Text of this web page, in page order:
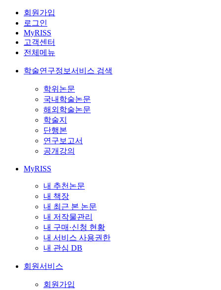
회원가입
로그인
MyRISS
고객센터
전체메뉴
학술연구정보서비스 검색
학위논문
국내학술논문
해외학술논문
학술지
단행본
연구보고서
공개강의
MyRISS
내 추천논문
내 책장
내 최근 본 논문
내 저작물관리
내 구매·신청 현황
내 서비스 사용권한
내 관심 DB
회원서비스
회원가입